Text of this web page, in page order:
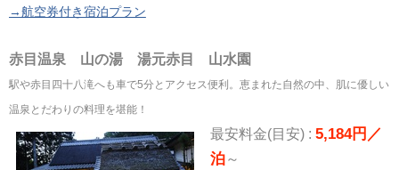
→航空券付き宿泊プラン
赤目温泉 山の湯 湯元赤目 山水園
駅や赤目四十八滝へも車で5分とアクセス便利。恵まれた自然の中、肌に優しい
温泉とだわりの料理を堪能！
最安料金(目安) : 5,184円／
泊～